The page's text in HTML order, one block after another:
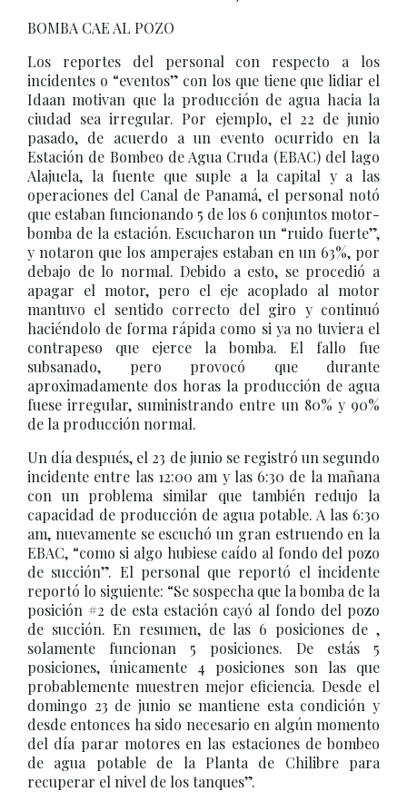
BOMBA CAE AL POZO
Los reportes del personal con respecto a los
incidentes o “eventos” con los que tiene que lidiar el
Idaan motivan que la producción de agua hacia la
ciudad sea irregular. Por ejemplo, el 22 de junio
pasado, de acuerdo a un evento ocurrido en la
Estación de Bombeo de Agua Cruda (EBAC) del lago
Alajuela, la fuente que suple a la capital y a las
operaciones del Canal de Panamá, el personal notó
que estaban funcionando 5 de los 6 conjuntos motor-
bomba de la estación. Escucharon un “ruido fuerte”,
y notaron que los amperajes estaban en un 63%, por
debajo de lo normal. Debido a esto, se procedió a
apagar el motor, pero el eje acoplado al motor
mantuvo el sentido correcto del giro y continuó
haciéndolo de forma rápida como si ya no tuviera el
contrapeso que ejerce la bomba. El fallo fue
subsanado, pero provocó que durante
aproximadamente dos horas la producción de agua
fuese irregular, suministrando entre un 80% y 90%
de la producción normal.
Un día después, el 23 de junio se registró un segundo
incidente entre las 12:00 am y las 6:30 de la mañana
con un problema similar que también redujo la
capacidad de producción de agua potable. A las 6:30
am, nuevamente se escuchó un gran estruendo en la
EBAC, “como si algo hubiese caído al fondo del pozo
de succión”. El personal que reportó el incidente
reportó lo siguiente: “Se sospecha que la bomba de la
posición #2 de esta estación cayó al fondo del pozo
de succión. En resumen, de las 6 posiciones de ,
solamente funcionan 5 posiciones. De estás 5
posiciones, únicamente 4 posiciones son las que
probablemente muestren mejor eficiencia. Desde el
domingo 23 de junio se mantiene esta condición y
desde entonces ha sido necesario en algún momento
del día parar motores en las estaciones de bombeo
de agua potable de la Planta de Chilibre para
recuperar el nivel de los tanques”.